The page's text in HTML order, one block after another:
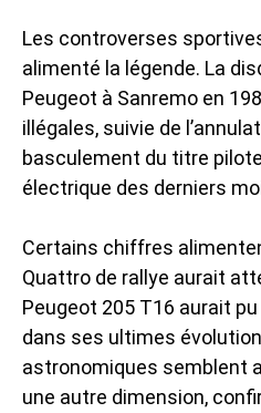
Les controverses
alimenté la légende. La
Peugeot à Sanremo en
illégales, suivie de
basculement du titre
électrique des derniers
Certains chiffres
Quattro de rallye aurait
Peugeot 205 T16 aurait
dans ses ultimes
astronomiques semblent
une autre dimension,